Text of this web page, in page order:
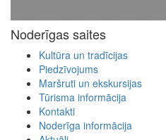
Noderīgas saites
Kultūra un tradīcijas
Piedzīvojums
Maršruti un ekskursijas
Tūrisma informācija
Kontakti
Noderīga informācija